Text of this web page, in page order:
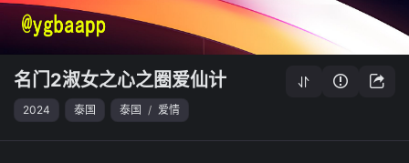
名门2淑女之心之圈爱仙计
2024 泰国 泰国 / 爱情